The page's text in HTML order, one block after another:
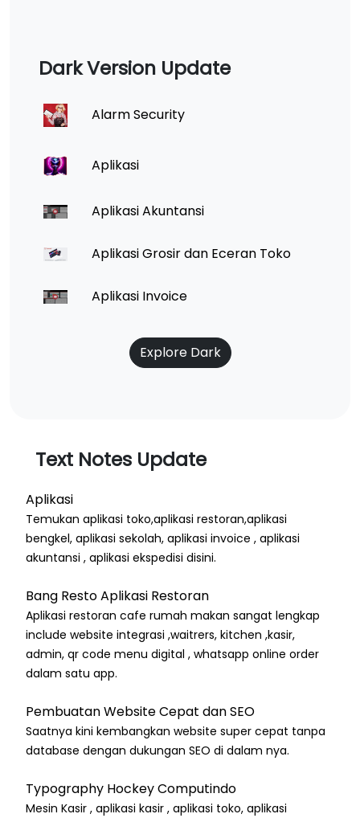
Dark Version Update
Alarm Security
Aplikasi
Aplikasi Akuntansi
Aplikasi Grosir dan Eceran Toko
Aplikasi Invoice
Explore Dark
Text Notes Update
Aplikasi
Temukan aplikasi toko,aplikasi restoran,aplikasi
bengkel, aplikasi sekolah, aplikasi invoice , aplikasi
akuntansi , aplikasi ekspedisi disini.
Bang Resto Aplikasi Restoran
Aplikasi restoran cafe rumah makan sangat lengkap
include website integrasi ,waitrers, kitchen ,kasir,
admin, qr code menu digital , whatsapp online order
dalam satu app.
Pembuatan Website Cepat dan SEO
Saatnya kini kembangkan website super cepat tanpa
database dengan dukungan SEO di dalam nya.
Typography Hockey Computindo
Mesin Kasir , aplikasi kasir , aplikasi toko, aplikasi